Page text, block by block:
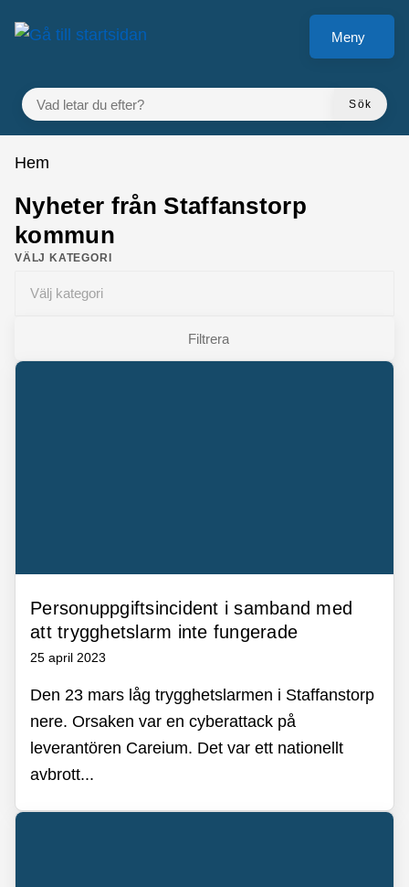
Gå till innehåll
Meny
VAD LETAR DU EFTER?
Sök
Du är här:
Hem
Nyheter från Staffanstorp
kommun
VÄLJ KATEGORI
Välj kategori
Filtrera
Matchande inlägg
Personuppgiftsincident i samband med
att trygghetslarm inte fungerade
25 april 2023
Den 23 mars låg trygghetslarmen i Staffanstorp
nere. Orsaken var en cyberattack på
leverantören Careium. Det var ett nationellt
avbrott...